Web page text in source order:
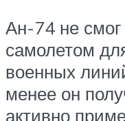
Ан-74 не
самолетом
военных
менее он
активно